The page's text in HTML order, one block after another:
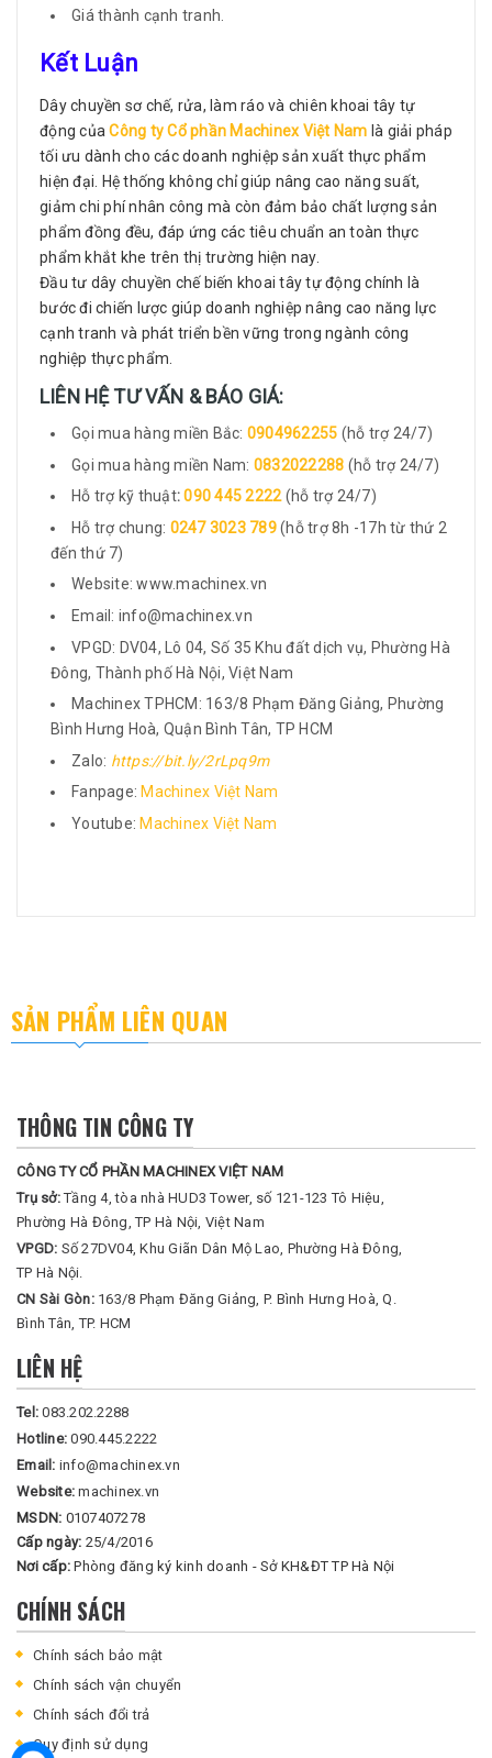
Giá thành cạnh tranh.
Kết Luận
Dây chuyền sơ chế, rửa, làm ráo và chiên khoai tây tự
động củaCông ty Cổ phần Machinex Việt Nam là giải pháp
tối ưu dành cho các doanh nghiệp sản xuất thực phẩm
hiện đại. Hệ thống không chỉ giúp nâng cao năng suất,
giảm chi phí nhân công mà còn đảm bảo chất lượng sản
phẩm đồng đều, đáp ứng các tiêu chuẩn an toàn thực
phẩm khắt khe trên thị trường hiện nay.
Đầu tư dây chuyền chế biến khoai tây tự động chính là
bước đi chiến lược giúp doanh nghiệp nâng cao năng lực
cạnh tranh và phát triển bền vững trong ngành công
nghiệp thực phẩm.
LIÊN HỆ TƯ VẤN & BÁO GIÁ:
Gọi mua hàng miền Bắc: 0904962255 (hỗ trợ 24/7)
Gọi mua hàng miền Nam: 0832022288 (hỗ trợ 24/7)
Hỗ trợ kỹ thuật:090 445 2222(hỗ trợ 24/7)
Hỗ trợ chung: 0247 3023 789(hỗ trợ 8h -17h từ thứ 2
đến thứ 7)
Website: www.machinex.vn
Email: info@machinex.vn
VPGD: DV04, Lô 04, Số 35 Khu đất dịch vụ, Phường Hà
Đông, Thành phố Hà Nội, Việt Nam
Machinex TPHCM: 163/8 Phạm Đăng Giảng, Phường
Bình Hưng Hoà, Quận Bình Tân, TP HCM
Zalo: https://bit.ly/2rLpq9m
Fanpage: Machinex Việt Nam
Youtube: Machinex Việt Nam
SẢN PHẨM LIÊN QUAN
THÔNG TIN CÔNG TY
CÔNG TY CỔ PHẦN MACHINEX VIỆT NAM
Trụ sở:Tầng 4, tòa nhà HUD3 Tower, số 121-123 Tô Hiệu,
Phường Hà Đông, TP Hà Nội, Việt Nam
VPGD: Số 27DV04, Khu Giãn Dân Mộ Lao, Phường Hà Đông,
TP Hà Nội.
CN Sài Gòn: 163/8 Phạm Đăng Giảng, P. Bình Hưng Hoà, Q.
Bình Tân, TP. HCM
LIÊN HỆ
Tel:083.202.2288
Hotline:090.445.2222
Email: info@machinex.vn
Website:machinex.vn
MSDN: 0107407278
Cấp ngày: 25/4/2016
Nơi cấp:Phòng đăng ký kinh doanh - Sở KH&ĐT TP Hà Nội
CHÍNH SÁCH
Chính sách bảo mật
Chính sách vận chuyển
Chính sách đổi trả
Quy định sử dụng